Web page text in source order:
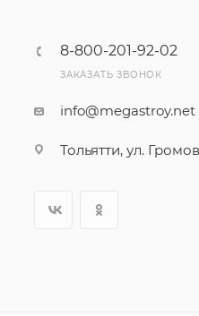
8-800-201-92-02
ЗАКАЗАТЬ ЗВОНОК
info@megastroy.net
Тольятти, ул.